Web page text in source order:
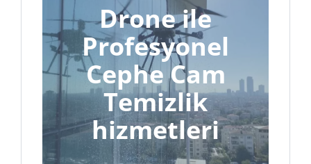
Drone ile
Profesyonel
Cephe Cam
Temizlik
hizmetleri